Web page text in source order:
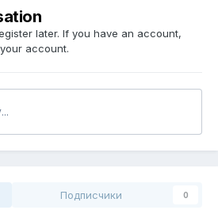
later. If you have an account,
account.
Подписчики 0